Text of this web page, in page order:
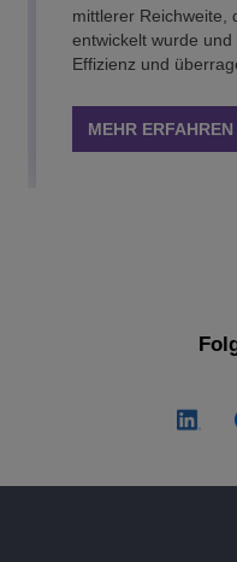
mittlerer Reichweite,
entwickelt wurde
Effizienz und
MEHR ERFAHREN
Implementierungen
MEHR ERFAHREN
vereinheitlicht das
vereinfacht den IT-
flexibler Cloud- oder
MEHR ERFAHREN
MEHR ERFAHREN
MEHR ERFAHREN
MEHR ERFAHREN
MEHR ERFAHREN
MEHR ERFAHREN